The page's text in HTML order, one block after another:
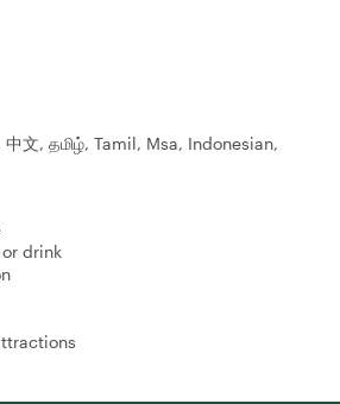
文, தமிழ், Tamil, Msa, Indonesian,
drink